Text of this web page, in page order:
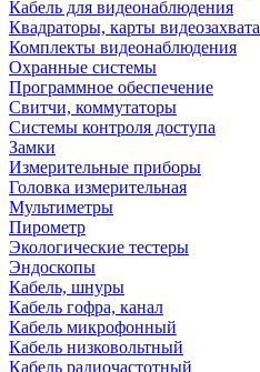
Кабель для видеонаблюдения
Квадраторы, карты видеозахвата
Комплекты видеонаблюдения
Охранные системы
Программное обеспечение
Свитчи, коммутаторы
Системы контроля доступа
Замки
Измерительные приборы
Головка измерительная
Мультиметры
Пирометр
Экологические тестеры
Эндоскопы
Кабель, шнуры
Кабель гофра, канал
Кабель микрофонный
Кабель низковольтный
Кабель радиочастотный